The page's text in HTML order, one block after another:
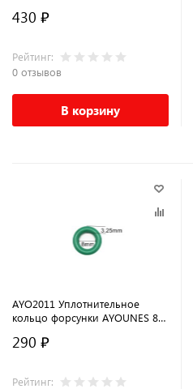
430 ₽
Рейтинг:
0 отзывов
В корзину
AYO2011 Уплотнительное
кольцо форсунки AYOUNES 8 x
SUBARU
290 ₽
Рейтинг: